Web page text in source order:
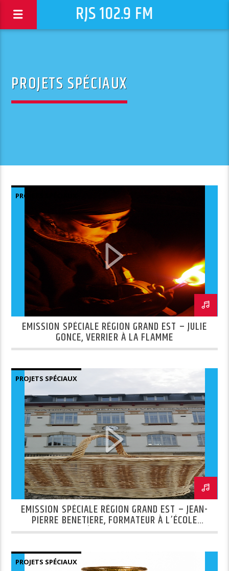
RJS 102.9 FM
PROJETS SPÉCIAUX
PROJETS SPÉCIAUX
EMISSION SPÉCIALE RÉGION GRAND EST – JULIE
GONCE, VERRIER À LA FLAMME
PROJETS SPÉCIAUX
EMISSION SPÉCIALE RÉGION GRAND EST – JEAN-
PIERRE BENETIERE, FORMATEUR À L’ÉCOLE
NATIONALE D’OSIÉRICULTURE ET DE VANNERIE DE
PROJETS SPÉCIAUX